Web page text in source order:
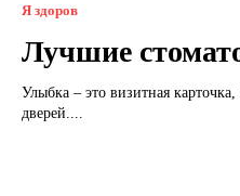
Я здоров
Лучшие
Улыбка – это визитная
дверей....